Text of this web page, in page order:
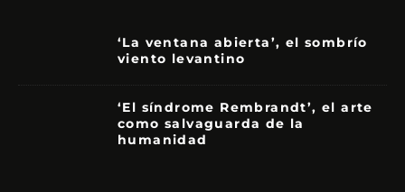
‘La ventana abierta’, el sombrío
viento levantino
‘El síndrome Rembrandt’, el arte
como salvaguarda de la
humanidad